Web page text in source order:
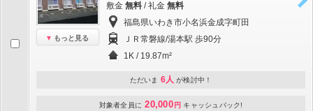
もっと見る
敷金 無料 / 礼金 無料
福島県いわき市小名浜金成字町田
ＪＲ常磐線/湯本駅 歩90分
1K / 19.87m²
ただいま 6人 が検討中！
対象者全員に 20,000 円 キャッシュバック!